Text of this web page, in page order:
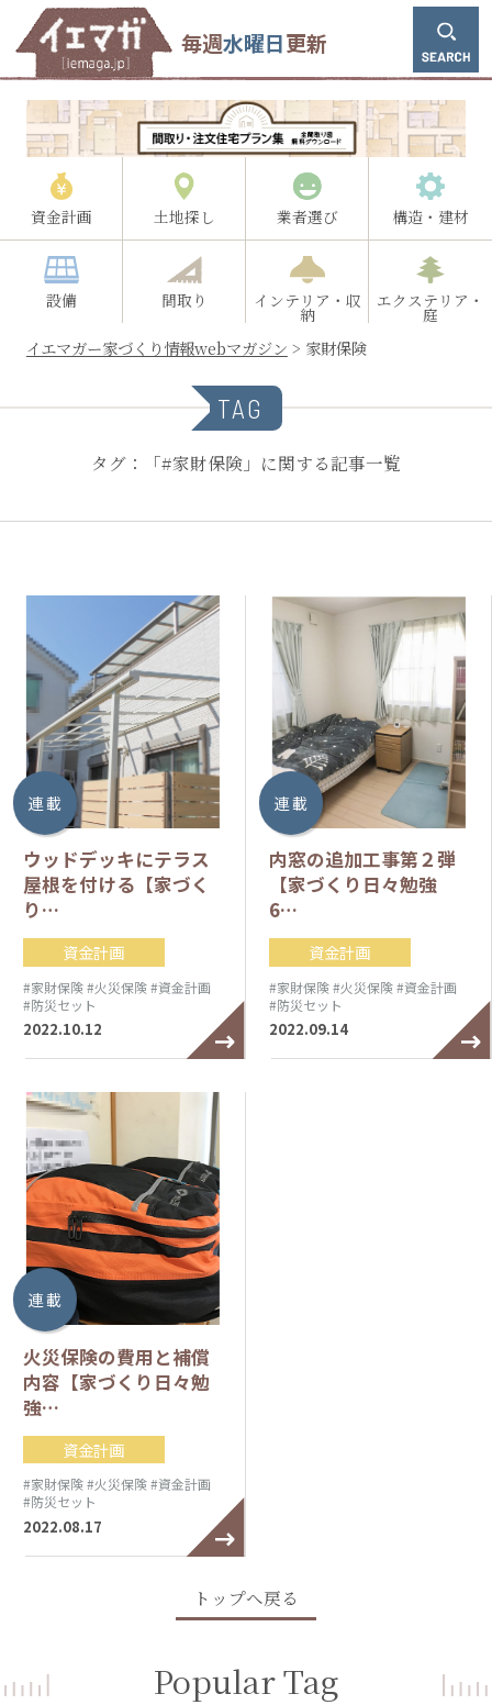
毎週水曜日更新
資金計画 土地探し 業者選び 構造・建材
設備 間取り インテリア・収
納
エクステリア・
庭
イエマガー家づくり情報webマガジン > 家財保険
TAG
タグ：「#家財保険」に関する記事一覧
連 載
ウッドデッキにテラス
屋根を付ける【家づく
り…
資金計画
#家財保険#火災保険#資金計画
#防災セット
2022.10.12
連 載
内窓の追加工事第２弾
【家づくり日々勉強
6…
資金計画
#家財保険#火災保険#資金計画
#防災セット
2022.09.14
連 載
火災保険の費用と補償
内容【家づくり日々勉
強…
資金計画
#家財保険#火災保険#資金計画
#防災セット
2022.08.17
トップへ戻る
Popular Tag